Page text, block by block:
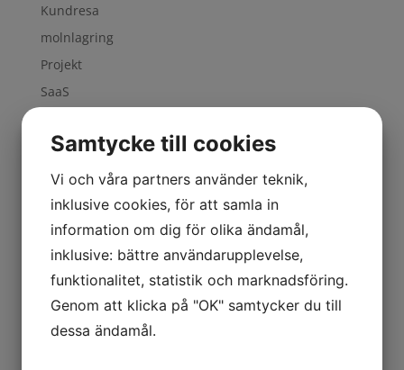
Kundresa
molnlagring
Projekt
SaaS
Six Sigma
Supply Chain
Sverige
Value Chain
Verksamhetsutveckling
Wizard
Zoho
Zoho Analytics
Samtycke till cookies
Vi och våra partners använder teknik,
inklusive cookies, för att samla in
information om dig för olika ändamål,
inklusive: bättre användarupplevelse,
funktionalitet, statistik och marknadsföring.
Genom att klicka på "OK" samtycker du till
dessa ändamål.